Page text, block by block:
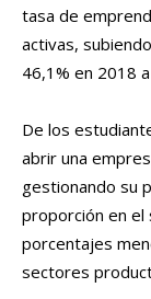
tasa de
activas,
46,1% en 2018
De los
abrir una
gestionando su
proporción en el
porcentajes
sectores